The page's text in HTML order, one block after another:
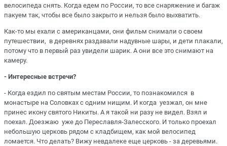
велосипеда снять. Когда едем по России, то все снаряжение и багаж
пакуем так, чтобы все было закрыто и нельзя было выхватить.
Как-то мы ехали с американцами, они фильм снимали о своем
путешествии, в деревнях раздавали надувные шары, и дети плакали,
потому что в первый раз увидели шарик. А они все это снимают на
камеру.
- Интересные встречи?
- Когда ездил по святым местам России, то познакомился в
монастыре на Соловках с одним нищим. И когда уезжал, он мне
принес икону святого Никиты. А я такой ни разу не видел. Взял и
поехал. Доезжаю уже до Переславля-Залесского. И только проехал
небольшую церковь рядом с кладбищем, как мой велосипед
ломается. Что делать? Вижу невдалеке еще церковь - за деревьями.